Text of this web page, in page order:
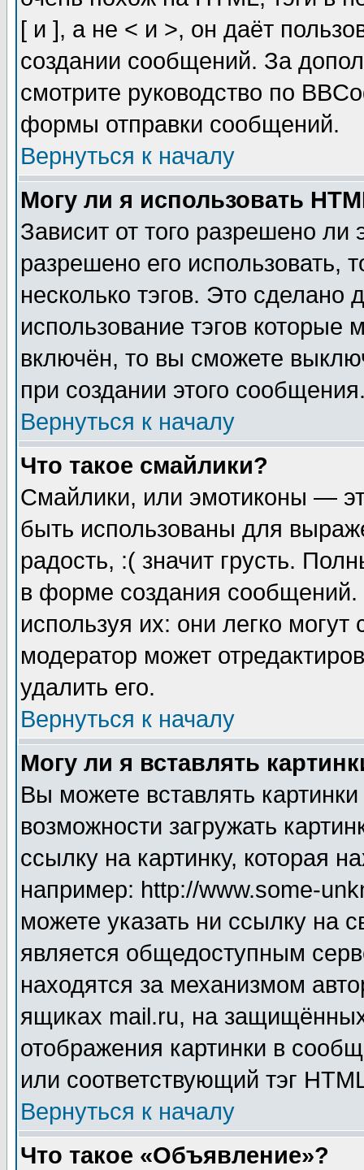
[ и ], а не < и >, он даёт
создании сообщений. За
смотрите руководство по
формы отправки сообщений.
Вернуться к началу
Могу ли я использовать
Зависит от того разрешено
разрешено его использовать,
несколько тэгов. Это сделано
использование тэгов
включён, то вы сможете
при создании этого
Вернуться к началу
Что такое смайлики?
Смайлики, или эмотиконы —
быть использованы для
радость, :( значит грусть.
в форме создания сообщений.
используя их: они легко
модератор может
удалить его.
Вернуться к началу
Могу ли я вставлять
Вы можете вставлять
возможности загружать
ссылку на картинку, которая
например: http://www.some-
можете указать ни ссылку на
является общедоступным
находятся за механизмом
ящиках mail.ru, на
отображения картинки в
или соответствующий тэг
Вернуться к началу
Что такое «Объявление»?